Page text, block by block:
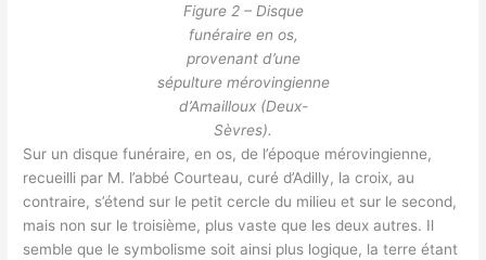
Figure 2 – Disque
funéraire en os,
provenant d’une
sépulture mérovingienne
d’Amailloux (Deux-
Sèvres).
Sur un disque funéraire, en os, de l’époque mérovingienne,
recueilli par M. l’abbé Courteau, curé d’Adilly, la croix, au
contraire, s’étend sur le petit cercle du milieu et sur le second,
mais non sur le troisième, plus vaste que les deux autres. Il
semble que le symbolisme soit ainsi plus logique, la terre étant